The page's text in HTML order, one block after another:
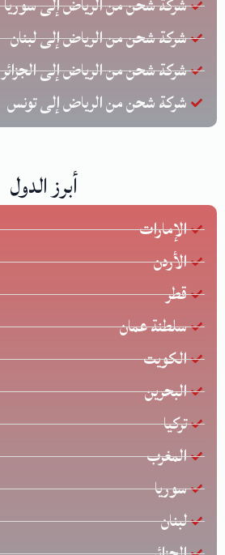
شركة شحن من الرياض إلى لبنان
شركة شحن من الرياض إلى الجزائر
شركة شحن من الرياض إلى تونس
أبرز الدول
الإمارات
الأردن
قطر
سلطنة عمان
الكويت
البحرين
تركيا
المغرب
سوريا
لبنان